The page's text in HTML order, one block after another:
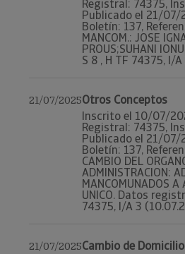
Registral: 74375,
Publicado el 21/07/
Boletín: 137,
MANCOM.: JOSE
PROUS;SUHANI
S 8 , H TF 74375, I/
21/07/2025Otros Conceptos
Inscrito el 10/07/
Registral: 74375,
Publicado el 21/07/
Boletín: 137,
CAMBIO DEL
ADMINISTRACION:
MANCOMUNADOS A
UNICO. Datos
74375, I/A 3
21/07/2025Cambio de